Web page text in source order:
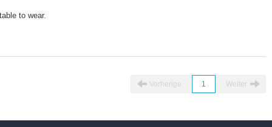
to wear.
Vorherige 1 Weiter